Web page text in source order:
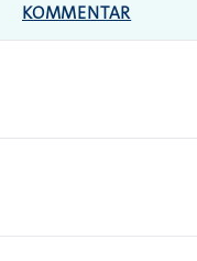
KOMMENTAR